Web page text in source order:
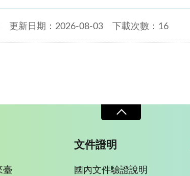
更新日期：2026-08-03 下載次數：16
臺
文件證明
國內文件驗證說明